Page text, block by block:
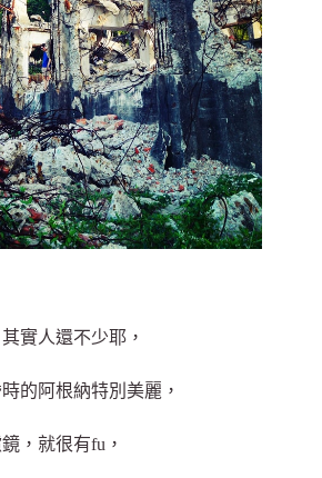
實人還不少耶，
的阿根納特別美麗，
，就很有fu，